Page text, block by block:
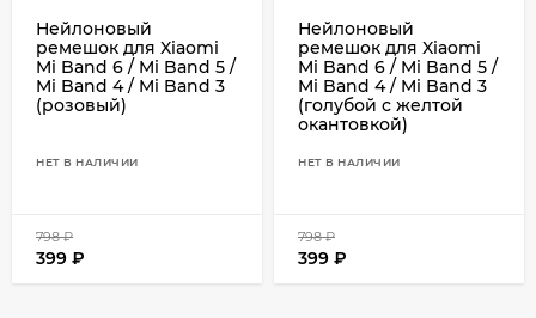
Нейлоновый
ремешок для Xiaomi
Mi Band 6 / Mi Band 5 /
Mi Band 4 / Mi Band 3
(розовый)
НЕТ В НАЛИЧИИ
798₽
399 ₽
Нейлоновый
ремешок для Xiaomi
Mi Band 6 / Mi Band 5 /
Mi Band 4 / Mi Band 3
(голубой с желтой
окантовкой)
НЕТ В НАЛИЧИИ
798₽
399 ₽